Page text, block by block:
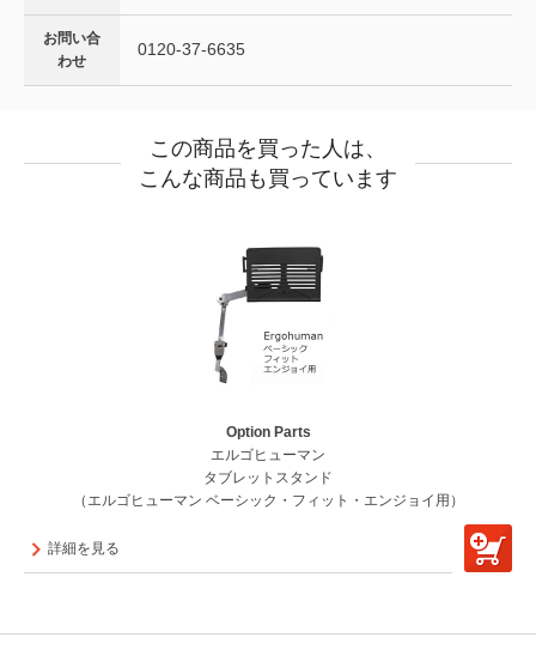
お問い合
わせ
0120-37-6635
この商品を買った人は、
こんな商品も買っています
Option Parts
エルゴヒューマン
タブレットスタンド
（エルゴヒューマン ベーシック・フィット・エンジョイ用）
詳細を見る